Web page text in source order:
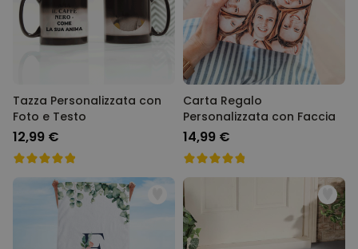
volte
Personalizzabile
Calzini Personalizzati con
Faccia e Supereroi
Comprato
più di 21.600
19,99 €
Telo Mare Personalizzato in
più di 1.200
34,99 €
Personalizzabile
Poster Personalizzato con
Tazza Personalizzata con
Foto e Testo
12,99 €
Carta Regalo
Personalizzata con Faccia
14,99 €